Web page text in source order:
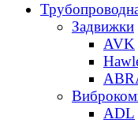
Задвижки
AVK
ADL